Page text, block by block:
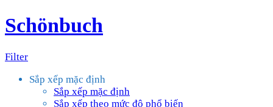
Schönbuch
Filter
Sắp xếp mặc định
Sắp xếp mặc định
Sắp xếp theo mức độ phổ biến